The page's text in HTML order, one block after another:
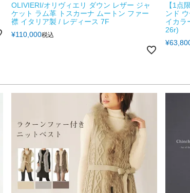
OLIVIERI/オリヴィエリ ダウン レザー ジャ
ケット ラム革 トスカーナ ムートン ファー
襟 イタリア製 / レディース 7F
¥110,000税込
【1点
ンド
イカラ
26r)
¥